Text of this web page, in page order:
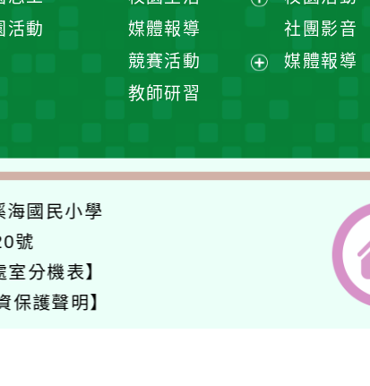
活動
單
選
選
媒體報導
競賽活動
單
教師研習
社團影音
媒體報導
海國民小學
號
室分機表】
保護聲明】